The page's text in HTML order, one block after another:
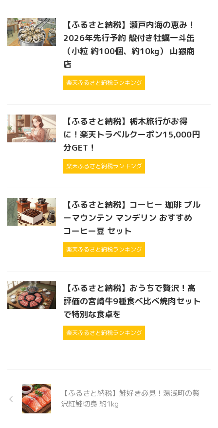
【ふるさと納税】瀬戸内海の恵み！
2026年先行予約 殻付き牡蠣一斗缶
（小粒 約100個、約10kg） 山銀商
店
楽天ふるさと納税ランキング
【ふるさと納税】栃木旅行がお得
に！楽天トラベルクーポン15,000円
分GET！
楽天ふるさと納税ランキング
【ふるさと納税】コーヒー 珈琲 ブル
ーマウンテン マンデリン おすすめ
コーヒー豆 セット
楽天ふるさと納税ランキング
【ふるさと納税】おうちで贅沢！高
評価の宮崎牛9種食べ比べ焼肉セット
で特別な食卓を
楽天ふるさと納税ランキング
【ふるさと納税】鮭好き必見！湯浅町の贅
沢紅鮭切身 約1kg